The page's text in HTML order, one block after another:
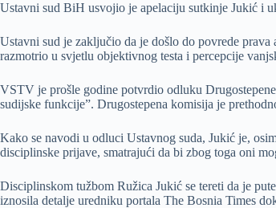
Ustavni sud BiH usvojio je apelaciju sutkinje Jukić i
Ustavni sud je zaključio da je došlo do povrede
razmotrio u svjetlu objektivnog testa i percepcije
VSTV je prošle godine potvrdio odluku
sudijske funkcije”. Drugostepena komisija je
Kako se navodi u odluci Ustavnog suda, Jukić je,
disciplinske prijave, smatrajući da bi zbog toga oni
Disciplinskom tužbom Ružica Jukić se tereti da je
iznosila detalje uredniku portala The Bosnia Times